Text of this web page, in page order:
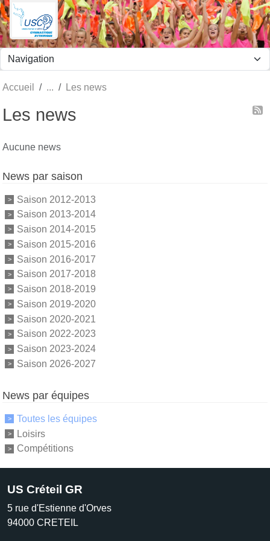
Accueil Les news
Les news
Aucune news
News par saison
Saison 2012-2013
Saison 2013-2014
Saison 2014-2015
Saison 2015-2016
Saison 2016-2017
Saison 2017-2018
Saison 2018-2019
Saison 2019-2020
Saison 2020-2021
Saison 2022-2023
Saison 2023-2024
Saison 2026-2027
News par équipes
Toutes les équipes
Loisirs
Compétitions
US Créteil GR
5 rue d'Estienne d'Orves
94000 CRETEIL
Panneau de gestion des cookies